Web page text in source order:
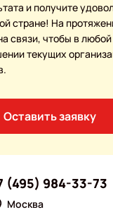
и получите
стране! На
связи, чтобы в
текущих
Оставить заявку
Москва
(495) 984-33-73